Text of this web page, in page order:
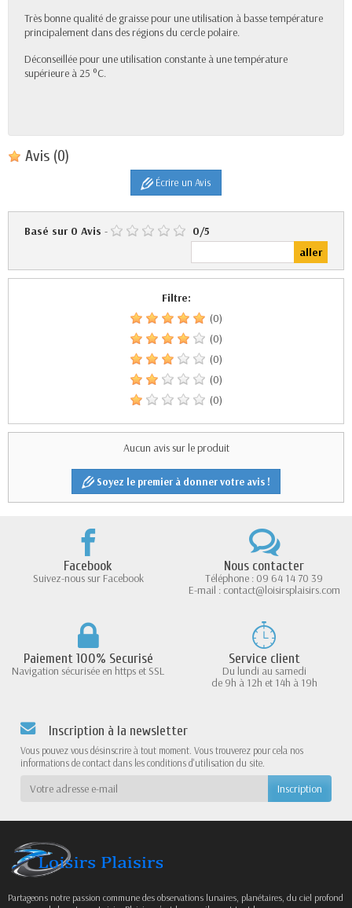
Très bonne qualité de graisse pour une utilisation à basse température
principalement dans des régions du cercle polaire.
Déconseillée pour une utilisation constante à une température
supérieure à 25 °C.
Avis (0)
Écrire un Avis
Basé sur 0 Avis - 0/5
Filtre:
(0)
(0)
(0)
(0)
(0)
Aucun avis sur le produit
Soyez le premier à donner votre avis !
Facebook
Suivez-nous sur Facebook
Nous contacter
Téléphone : 09 64 14 70 39
E-mail : contact@loisirsplaisirs.com
Paiement 100% Securisé
Navigation sécurisée en https et SSL
Service client
Du lundi au samedi
de 9h à 12h et 14h à 19h
Inscription à la newsletter
Vous pouvez vous désinscrire à tout moment. Vous trouverez pour cela nos
informations de contact dans les conditions d'utilisation du site.
Partageons notre passion commune des observations lunaires, planétaires, du ciel profond